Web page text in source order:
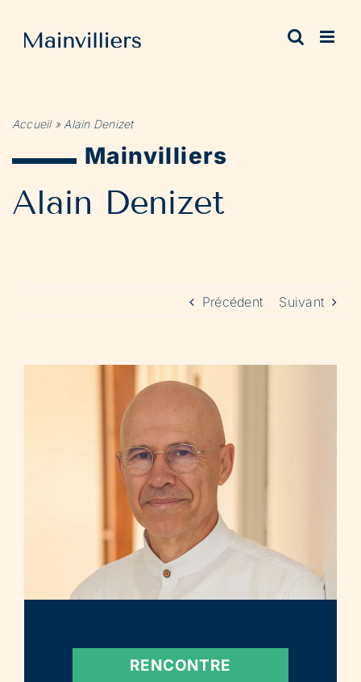
contenu
Accueil» Alain Denizet
Mainvilliers
Alain Denizet
Précédent Suivant
RENCONTRE